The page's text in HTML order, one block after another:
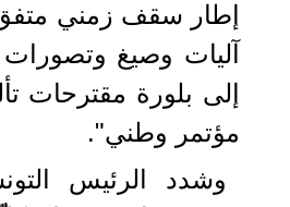
إطار سقف زمني
آليات وصيغ
إلى بلورة مقترحات
مؤتمر وطني".
وشدد الرئيس